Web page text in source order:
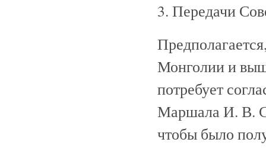
3. Передачи
Монголии и
потребует
Маршала И. В.
чтобы было